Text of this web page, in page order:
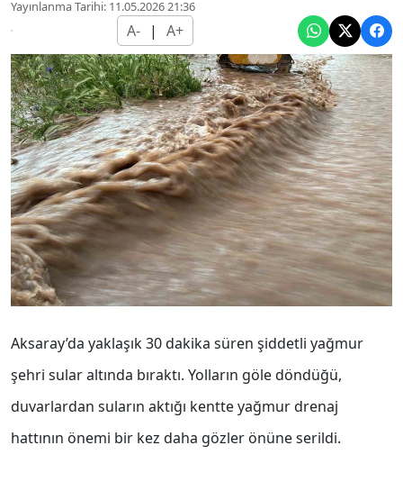
Yayınlanma Tarihi: 11.05.2026 21:36
A- | A+
Aksaray’da yaklaşık 30 dakika süren şiddetli yağmur
şehri sular altında bıraktı. Yolların göle döndüğü,
duvarlardan suların aktığı kentte yağmur drenaj
hattının önemi bir kez daha gözler önüne serildi.